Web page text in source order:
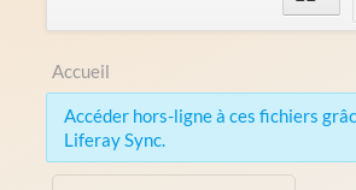
Accueil
Accéder hors-ligne à ces fichiers
Liferay Sync.